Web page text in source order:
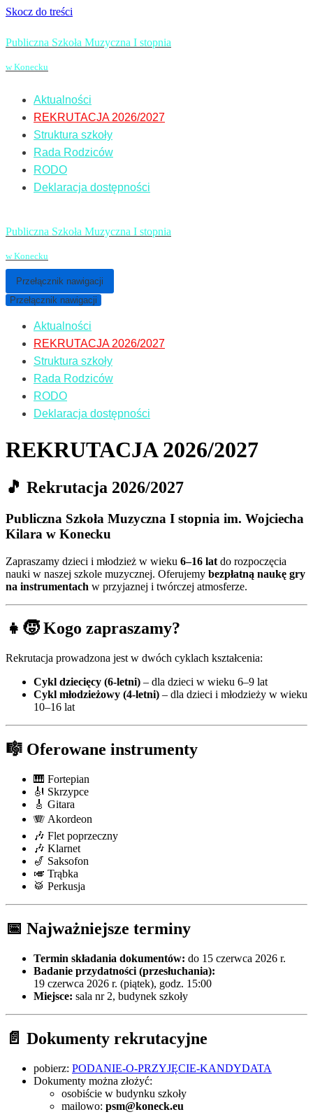
Skocz do treści
Publiczna Szkoła Muzyczna I stopnia
w Konecku
Aktualności
REKRUTACJA 2026/2027
Struktura szkoły
Rada Rodziców
RODO
Deklaracja dostępności
Publiczna Szkoła Muzyczna I stopnia
w Konecku
Przełącznik nawigacji
Przełącznik nawigacji
Aktualności
REKRUTACJA 2026/2027
Struktura szkoły
Rada Rodziców
RODO
Deklaracja dostępności
REKRUTACJA 2026/2027
🎵 Rekrutacja 2026/2027
Publiczna Szkoła Muzyczna I stopnia im. Wojciecha
Kilara w Konecku
Zapraszamy dzieci i młodzież w wieku 6–16 lat do rozpoczęcia
nauki w naszej szkole muzycznej. Oferujemy bezpłatną naukę gry
na instrumentach w przyjaznej i twórczej atmosferze.
👧🧒 Kogo zapraszamy?
Rekrutacja prowadzona jest w dwóch cyklach kształcenia:
Cykl dziecięcy (6-letni) – dla dzieci w wieku 6–9 lat
Cykl młodzieżowy (4-letni) – dla dzieci i młodzieży w wieku
10–16 lat
🎼 Oferowane instrumenty
🎹 Fortepian
🎻 Skrzypce
🎸 Gitara
🪗 Akordeon
🎶 Flet poprzeczny
🎶 Klarnet
🎷 Saksofon
🎺 Trąbka
🥁 Perkusja
📅 Najważniejsze terminy
Termin składania dokumentów: do 15 czerwca 2026 r.
Badanie przydatności (przesłuchania):
19 czerwca 2026 r. (piątek), godz. 15:00
Miejsce: sala nr 2, budynek szkoły
📄 Dokumenty rekrutacyjne
pobierz: PODANIE-O-PRZYJĘCIE-KANDYDATA
Dokumenty można złożyć:
osobiście w budynku szkoły
mailowo: psm@koneck.eu